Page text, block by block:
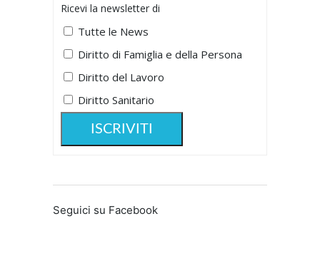
Ricevi la newsletter di
Tutte le News
Diritto di Famiglia e della Persona
Diritto del Lavoro
Diritto Sanitario
Seguici su Facebook